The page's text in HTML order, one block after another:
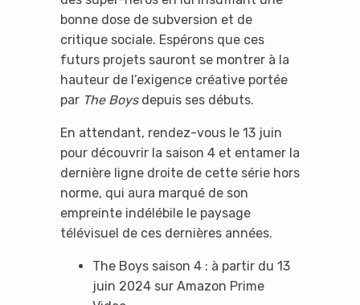
bonne dose de subversion et de
critique sociale. Espérons que ces
futurs projets sauront se montrer à la
hauteur de l’exigence créative portée
par The Boysdepuis ses débuts.
En attendant, rendez-vous le 13 juin
pour découvrir la saison 4 et entamer la
dernière ligne droite de cette série hors
norme, qui aura marqué de son
empreinte indélébile le paysage
télévisuel de ces dernières années.
The Boys saison 4 : à partir du 13
juin 2024 sur Amazon Prime